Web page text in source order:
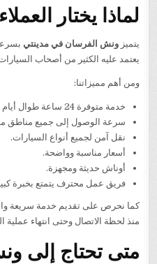
لماذا يختار
يتميزونش الفرسان في مدينتي
يعتمد عليه الكثير من أصحاب
ومن أهم مميزاتنا:
خدمة متوفرة 24 ساعة طوال أيام الأسبوع.
سرعة الوصول إلى جميع مناطق
نقل آمن لجميع أنواع السيارات.
أسعار مناسبة وواضحة.
أوناش حديثة ومجهزة.
فريق عمل محترف يتمتع بخبرة
كما نحرص على تقديم خدمة سريعة
منذ لحظة الاتصال وحتى انتهاء عملية
متى تحتاج إلى